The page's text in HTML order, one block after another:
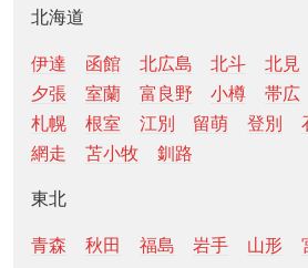
北海道
伊達 函館 北広島 北斗 北見
夕張
室蘭 富良野 小樽 帯広
札幌
根室 江別 留萌 登別
網走
苫小牧 釧路
東北
青森 秋田 福島 岩手 山形